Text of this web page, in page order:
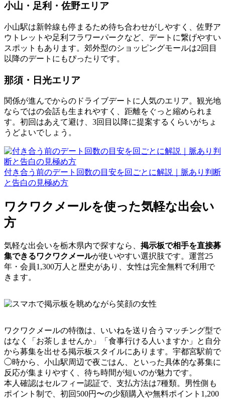
小山・足利・佐野エリア
小山駅は新幹線も停まるため待ち合わせがしやすく、佐野ア
ウトレットや足利フラワーパークなど、デートに繋げやすい
スポットもあります。郊外型のショッピングモールは2回目
以降のデートにもぴったりです。
那須・日光エリア
関係が進んでからのドライブデートに人気のエリア。観光地
ならではの会話も生まれやすく、距離をぐっと縮められま
す。初回はあえて避け、3回目以降に提案するくらいがちょ
うどよいでしょう。
付き合う前のデート回数の目安を回ごとに解説｜脈あり判断
と告白の見極め方
ワクワクメールを使った気軽な出会い
方
気軽な出会いを栃木県内で探すなら、 掲示板で相手を直接募
集できるワクワクメールが使いやすい選択肢です。運営25
年・会員1,300万人と歴史があり、女性は完全無料で利用で
きます。
ワクワクメールの特徴は、いいねを送り合うマッチング型で
はなく「お茶しませんか」「食事行ける人いますか」と自分
から募集を出せる掲示板スタイルにあります。宇都宮駅前で
◯時から、小山駅周辺で夜ごはん、といった具体的な募集に
反応が集まりやすく、待ち時間が短いのが魅力です。
本人確認はセルフィー認証で、支払方法は7種類。男性側も
ポイント制で、初回500円〜の少額購入や無料ポイント1,200